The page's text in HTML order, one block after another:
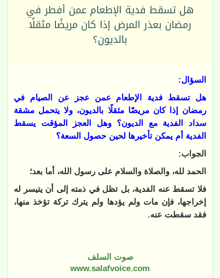
هل تسقط فدية الإطعام عمن أفطر في
رمضان بعذر المرض إذا كان مريضًا مثقلًا
بالديون؟
السؤال:
هل تسقط فدية الإطعام عمن عجز عن الصيام في
رمضان إذا كان مريضًا مثقلًا بالديون، ولا يتحمل مشقة
سداد الفدية مع الديون؟ وهل العجز المؤقت يسقط
الفدية أم يمكن تأخيرها لحين حصول السعة؟
الجواب:
الحمد لله، والصلاة والسلام على رسول الله، أما بعد؛
فلا تسقط عنه الفدية، بل تظل في ذمته إلى أن يتيسر له
إخراجها، فإن مات ولم يؤدها ولم يترك تركة تؤخذ منها،
فقد سقطت عنه.
صوت السلف
www.salafvoice.com